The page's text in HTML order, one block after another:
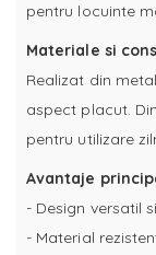
pentru locuinte
Materiale si
Realizat din
aspect placut.
pentru utilizare
Avantaje
- Design versatil
- Material